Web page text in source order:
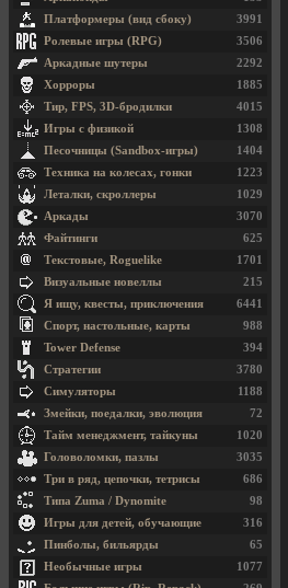
3991
Платформеры (вид сбоку)
3506
Ролевые игры (RPG)
2292
Аркадные шутеры
1885
Хорроры
4015
Тир, FPS, 3D-бродилки
1308
Игры с физикой
1404
Песочницы (Sandbox-игры)
1223
Техника на колесах, гонки
1029
Леталки, скроллеры
3070
Аркады
625
Файтинги
1701
Текстовые, Roguelike
215
Визуальные новеллы
6441
Я ищу, квесты, приключения
988
Спорт, настольные, карты
394
Tower Defense
3780
Стратегии
1188
Симуляторы
72
Змейки, поедалки, эволюция
1020
Тайм менеджмент, тайкуны
3035
Головоломки, пазлы
686
Три в ряд, цепочки, тетрисы
98
Типа Zuma / Dynomite
316
Игры для детей, обучающие
65
Пинболы, бильярды
1077
Необычные игры